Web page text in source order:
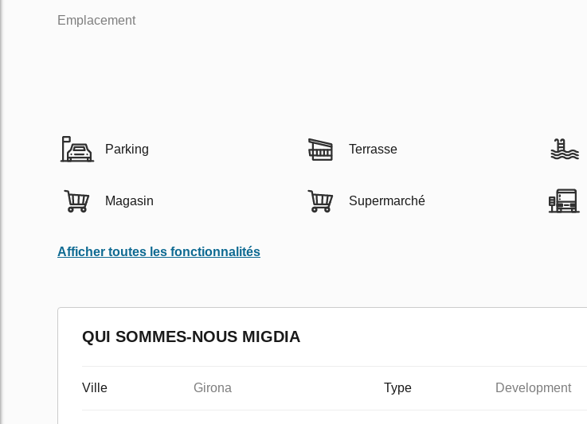
Emplacement
Parking Terrasse
Magasin Supermarché
Afficher toutes les fonctionnalités
QUI SOMMES-NOUS MIGDIA
Ville Girona Type Development